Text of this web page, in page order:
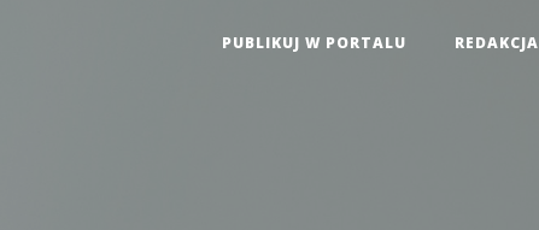
PUBLIKUJ W PORTALU REDAKCJA